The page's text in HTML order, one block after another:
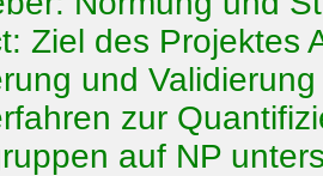
Ziel des Projektes
und
zur
auf NP